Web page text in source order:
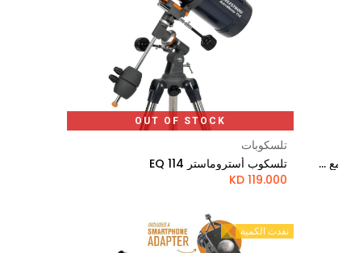
تلسكوب أستروماستر 130مم الإستوائي مع مثبت الهاتف و مضاعف التكبير
OUT OF STOCK
تلسكوبات
تلسكوب أستروماستر 114 EQ
119.000
KD
نفدت الكمية